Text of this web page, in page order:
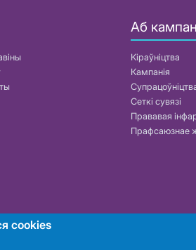
Аб
Кіраўніцтва
Кампанія
Сеткі сувязі
Прававая
Прафсаюзнае
cookies